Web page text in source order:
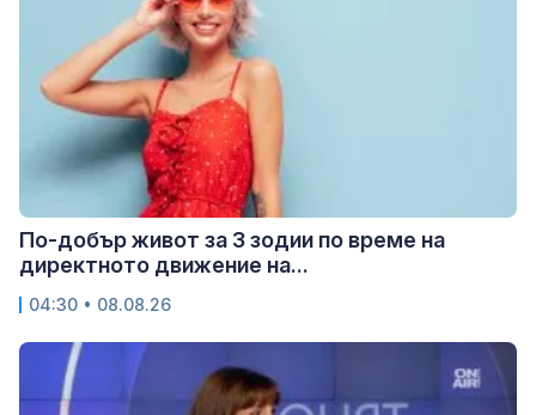
По-добър живот за 3 зодии по време на
директното движение на...
04:30 • 08.08.26